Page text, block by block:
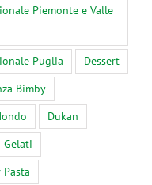
Piemonte e Valle
Puglia
Dessert
Bimby
Dukan
Gelati